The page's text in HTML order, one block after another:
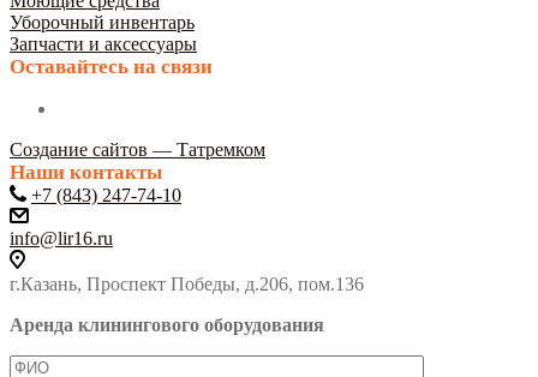
Уборочный инвентарь
Запчасти и аксессуары
Оставайтесь на связи
Создание сайтов — Татремком
Наши контакты
+7 (843) 247-74-10
info@lir16.ru
г.Казань, Проспект Победы, д.206, пом.136
Аренда клинингового оборудования